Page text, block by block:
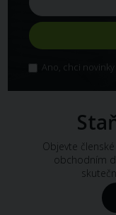
Ano, chci
Objevte
obchodním